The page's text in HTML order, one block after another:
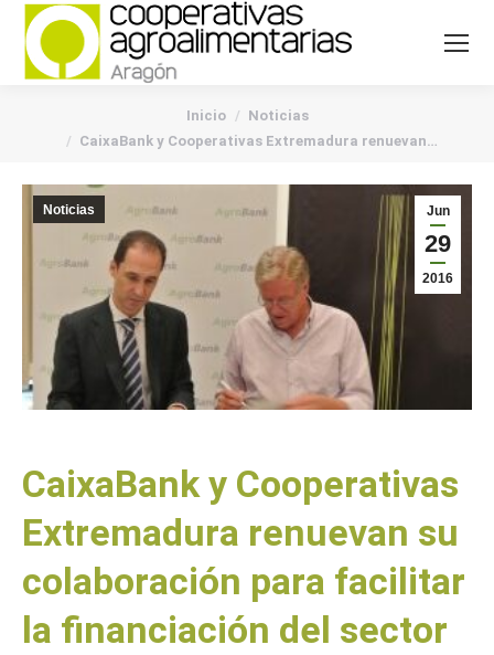
Inicio
Noticias
CaixaBank y Cooperativas Extremadura renuevan…
Jun
29
2016
Noticias
CaixaBank y Cooperativas
Extremadura renuevan su
colaboración para facilitar
la financiación del sector